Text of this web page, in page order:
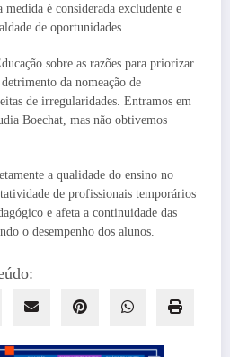
é considerada excludente e
de oportunidades.
sobre as razões para priorizar
da nomeação de
de irregularidades. Entramos em
Boechat, mas não obtivemos
a qualidade do ensino no
de profissionais temporários
e afeta a continuidade das
o desempenho dos alunos.